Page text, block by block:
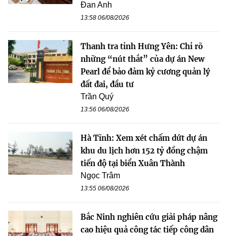
Đan Anh
13:58 06/08/2026
Thanh tra tỉnh Hưng Yên: Chỉ rõ
những “nút thắt” của dự án New
Pearl để bảo đảm kỷ cương quản lý
đất đai, đầu tư
Trần Quý
13:56 06/08/2026
Hà Tĩnh: Xem xét chấm dứt dự án
khu du lịch hơn 152 tỷ đồng chậm
tiến độ tại biển Xuân Thành
Ngọc Trâm
13:55 06/08/2026
Bắc Ninh nghiên cứu giải pháp nâng
cao hiệu quả công tác tiếp công dân